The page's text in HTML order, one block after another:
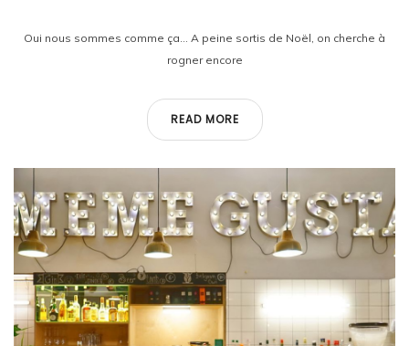
Oui nous sommes comme ça… A peine sortis de Noël, on cherche à
rogner encore
READ MORE